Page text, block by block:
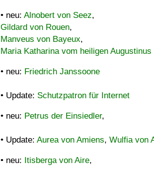
• neu: Alnobert von Seez,
Gildard von Rouen,
Manveus von Bayeux,
Maria Katharina vom heiligen Augustinus
• neu: Friedrich Janssoone
• Update: Schutzpatron für Internet
• neu: Petrus der Einsiedler,
• Update: Aurea von Amiens, Wulfia von
• neu: Itisberga von Aire,